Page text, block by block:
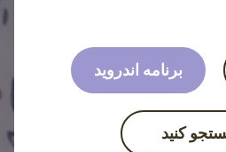
برنامه اندروید